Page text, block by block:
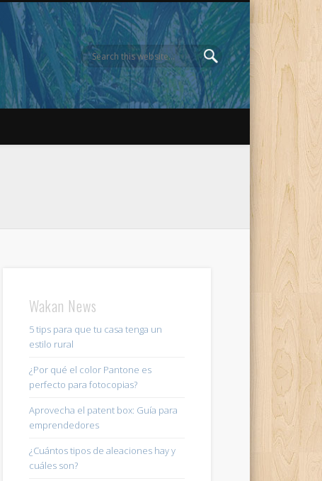
Wakan News
5 tips para que tu casa tenga un
estilo rural
¿Por qué el color Pantone es
perfecto para fotocopias?
Aprovecha el patent box: Guía para
emprendedores
¿Cuántos tipos de aleaciones hay y
cuáles son?